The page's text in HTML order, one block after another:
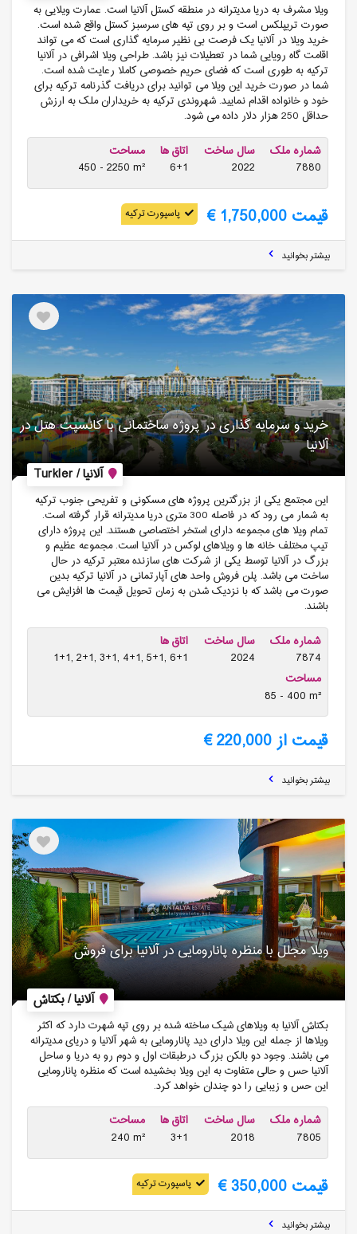
ویلا مشرف به دریا مدیترانه در منطقه کستل آلانیا است. عمارت ویلایی به
صورت تریپلکس است و بر روی تپه های سرسبز کستل واقع شده است.
خرید ویلا در آلانیا یک فرصت بی نظیر سرمایه گذاری است که می تواند
اقامت گاه رویایی شما در تعطیلات نیز باشد. طراحی ویلا اشرافی در آلانیا
ترکیه به طوری است که فضای حریم خصوصی کاملا رعایت شده است.
شما در صورت خرید این ویلا می توانید برای دریافت گذرنامه ترکیه برای
خود و خانواده اقدام نمایید. شهروندی ترکیه به خریداران ملک به ارزش
حداقل 250 هزار دلار داده می شود.
شماره ملک
7880
سال ساخت
2022
اتاق ها
6+1
مساحت
450 - 2250 m²
قیمت 1,750,000 € پاسپورت ترکیه
بیشتر بخوانید
خرید و سرمایه گذاری در پروژه ساختمانی با کانسپت هتل در
آلانیا
آلانیا / Turkler
این مجتمع یکی از بزرگترین پروژه های مسکونی و تفریحی جنوب ترکیه
به شمار می رود که در فاصله 300 متری دریا مدیترانه قرار گرفته است.
تمام ویلا های مجموعه دارای استخر اختصاصی هستند. این پروژه دارای
تیپ مختلف خانه ها و ویلاهای لوکس در آلانیا است. مجموعه عظیم و
بزرگ در آلانیا توسط یکی از شرکت های سازنده معتبر ترکیه در حال
ساخت می باشد. پلن فروش واحد های آپارتمانی در آلانیا ترکیه بدین
صورت می باشد که با نزدیک شدن به زمان تحویل قیمت ها افزایش می
باشند.
شماره ملک
7874
سال ساخت
2024
اتاق ها
1+1, 2+1, 3+1, 4+1, 5+1, 6+1
مساحت
85 - 400 m²
قیمت از 220,000 €
بیشتر بخوانید
ویلا مجلل با منظره پانارومایی در آلانیا برای فروش
آلانیا / بکتاش
بکتاش آلانیا به ویلاهای شیک ساخته شده بر روی تپه شهرت دارد که اکثر
ویلاها از جمله این ویلا دارای دید پانارومایی به شهر آلانیا و دریای مدیترانه
می باشند. وجود دو بالکن بزرگ درطبقات اول و دوم رو به دریا و ساحل
آلانیا حس و حالی متفاوت به این ویلا بخشیده است که منظره پانارومایی
این حس و زیبایی را دو چندان خواهد کرد.
شماره ملک
7805
سال ساخت
2018
اتاق ها
3+1
مساحت
240 m²
قیمت 350,000 € پاسپورت ترکیه
بیشتر بخوانید